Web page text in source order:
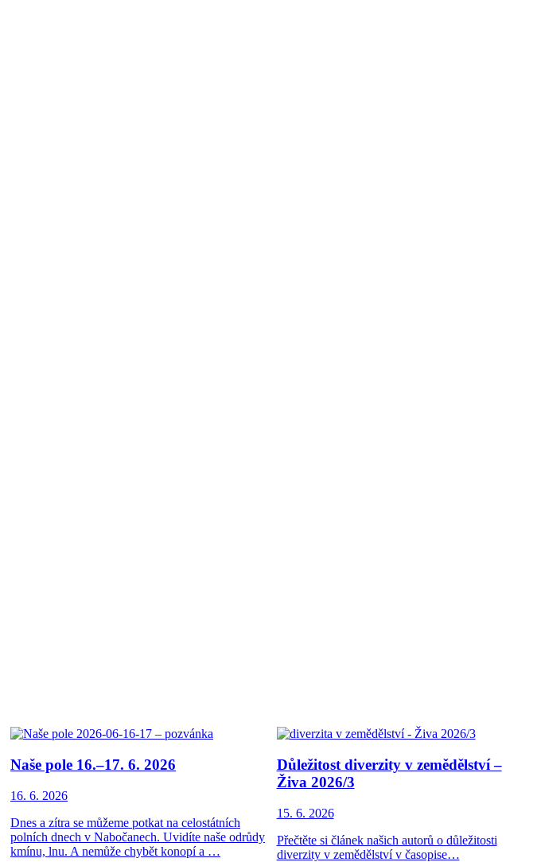
Naše pole 16.–17. 6. 2026
16. 6. 2026
Dnes a zítra se můžeme potkat na celostátních
polních dnech v Nabočanech. Uvidíte naše odrůdy
kmínu, lnu. A nemůže chybět konopí a …
Důležitost diverzity v zemědělství –
Živa 2026/3
15. 6. 2026
Přečtěte si článek našich autorů o důležitosti
diverzity v zemědělství v časopise…